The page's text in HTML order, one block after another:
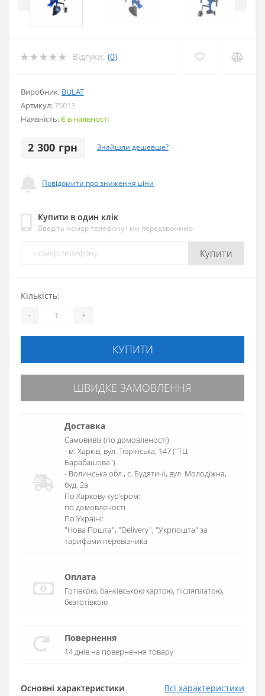
Відгуки: (0)
Виробник: BULAT
Артикул:75013
Наявність:Є в наявності
2 300 грн Знайшли дешевше?
Повідомити про зниження ціни
Купити в один клік
Введіть номер телефону і ми передзвонимо
Купити
Основні характеристики Всі характеристики
Кількість:
- +
КУПИТИ
ШВИДКЕ ЗАМОВЛЕННЯ
Доставка
Самовивіз (по домовленості):
- м. Харків, вул. Тюрінська, 147 ("ТЦ
Барабашова")
- Волинська обл., c. Будятичі, вул. Молодіжна,
буд. 2а
По Харкову кур'єром:
по домовленості
По Україні:
"Нова Пошта", "Delivery", "Укрпошта" за
тарифами перевізника
Оплата
Готівкою, банківською картою, післяплатою,
безготівкою
Повернення
14 днів на повернення товару